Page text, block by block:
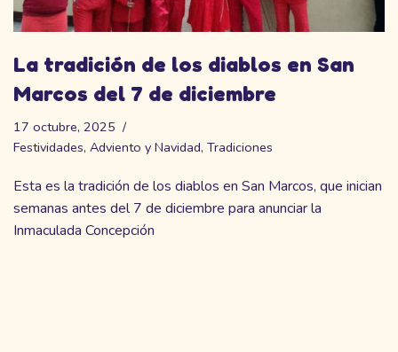
La tradición de los diablos en San
Marcos del 7 de diciembre
17 octubre, 2025
Festividades, Adviento y Navidad, Tradiciones
Esta es la tradición de los diablos en San Marcos, que inician
semanas antes del 7 de diciembre para anunciar la
Inmaculada Concepción